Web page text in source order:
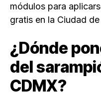
módulos para
gratis en la Ciudad
¿Dónde
del
CDMX?